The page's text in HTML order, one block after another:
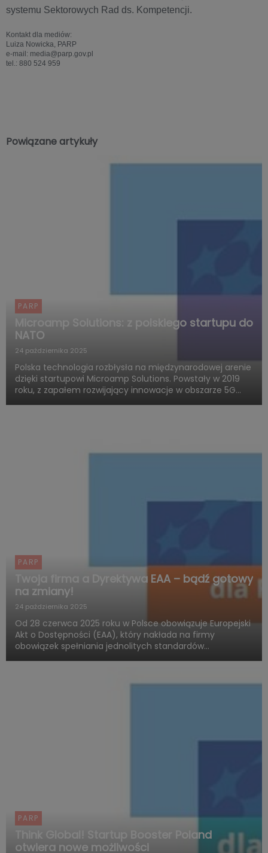
systemu Sektorowych Rad ds. Kompetencji.
Kontakt dla mediów:
Luiza Nowicka, PARP
e-mail: media@parp.gov.pl
tel.: 880 524 959
Powiązane artykuły
PARP
Microamp Solutions: z polskiego startupu do
NATO
24 października 2025
Polska technologia rozbłysła na międzynarodowej arenie
dzięki startupowi Microamp Solutions. Powstały w 2019
roku, z zapałem rozwijający innowacje w obszarze 5G
PARP
Twoja firma a Dyrektywa EAA – bądź gotowy
na zmiany!
24 października 2025
Od 28 czerwca 2025 roku w Polsce obowiązuje Europejski
Akt o Dostępności (EAA), który nakłada na firmy
obowiązek spełniania jednolitych standardów
PARP
Think Global! Startup Booster Poland
otwiera nowe możliwości